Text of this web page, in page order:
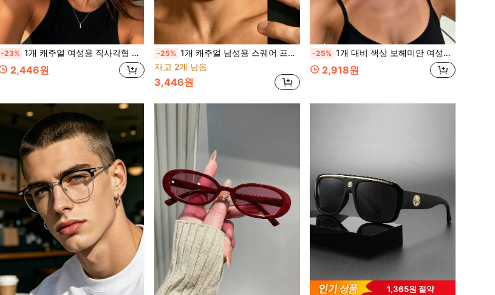
-23% 1개 캐주얼 여성용 직사각형 프레임 장식 안경, 장식적인 템플 암, Y2K 패션 아이템, 일상 착용, 파티, 모임 및 스트리트 사진 촬영에 다용도
2,446원
-25% 1개 캐주얼 남성용 스퀘어 프레임 장식 안경, Y2K 패션 아이템, 다용도 일상 착용, 파티, 모임, 스트리트 스타일
재고 2개 남음
3,446원
-25% 1개 대비 색상 보헤미안 여성용 타원형 프레임 플레인 렌즈 안경 스터드 장식 Y2K 패션 아이템 일상 캐주얼 다용도 패션 아이템 파티 모임 스트리트 스타일
2,918원
1,365원 절약